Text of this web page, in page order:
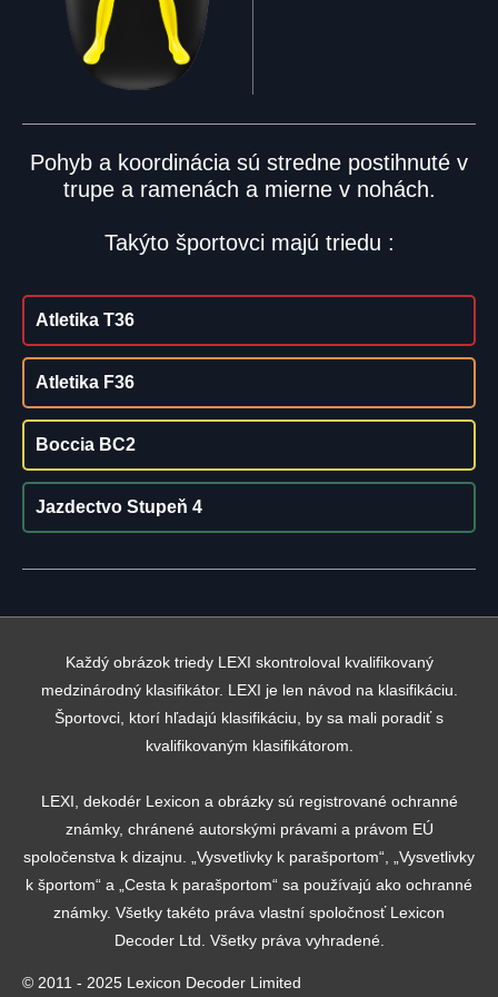
Pohyb a koordinácia sú stredne postihnuté v
trupe a ramenách a mierne v nohách.
Takýto športovci majú triedu :
Atletika T36
Atletika F36
Boccia BC2
Jazdectvo Stupeň 4
Každý obrázok triedy LEXI skontroloval kvalifikovaný
medzinárodný klasifikátor. LEXI je len návod na klasifikáciu.
Športovci, ktorí hľadajú klasifikáciu, by sa mali poradiť s
kvalifikovaným klasifikátorom.
LEXI, dekodér Lexicon a obrázky sú registrované ochranné
známky, chránené autorskými právami a právom EÚ
spoločenstva k dizajnu. „Vysvetlivky k parašportom“, „Vysvetlivky
k športom“ a „Cesta k parašportom“ sa používajú ako ochranné
známky. Všetky takéto práva vlastní spoločnosť Lexicon
Decoder Ltd. Všetky práva vyhradené.
© 2011 - 2025 Lexicon Decoder Limited